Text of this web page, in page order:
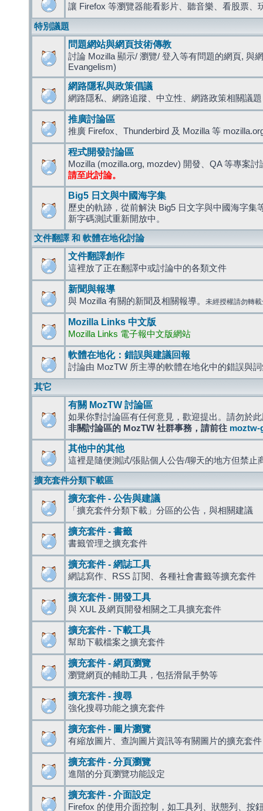
讓 Firefox 等瀏覽器能看影片、聽音樂、看股票、
特別議題
問題網站與網頁技術傳教
討論 Mozilla 顯示/ 瀏覽/ 登入等有問題的網頁, 與
Evangelism)
網路隱私與政策倡議
網路隱私、網路追蹤、中立性、網路政策相關議題
推廣討論區
推廣 Firefox、Thunderbird 及 Mozilla 等
程式開發討論區
Mozilla (mozilla.org, mozdev) 開發、QA 等專案討
請至此討論。
Big5 日文與中國海字集
歷史的軌跡，從前解決 Big5 日文字與中國海字集
新字碼測試重新開放中。
文件翻譯 和 軟體在地化討論
文件翻譯創作
這裡放了正在翻譯中或討論中的各類文件
新聞與報導
與 Mozilla 有關的新聞及相關報導。 未經授權請勿轉
Mozilla Links 中文版
Mozilla Links 電子報中文版網站
軟體在地化：錯誤與建議回報
討論由 MozTW 所主導的軟體在地化中的錯誤與
其它
有關 MozTW 討論區
如果你對討論區有任何意見，歡迎提出。請勿於
非關討論區的 MozTW 社群事務，請前往 moztw-
其他中的其他
這裡是隨便測試/張貼個人公告/聊天的地方但禁止
擴充套件分類下載區
擴充套件 - 公告與建議
「擴充套件分類下載」分區的公告，與相關建議
擴充套件 - 書籤
書籤管理之擴充套件
擴充套件 - 網誌工具
網誌寫作、RSS 訂閱、各種社會書籤等擴充套件
擴充套件 - 開發工具
與 XUL 及網頁開發相關之工具擴充套件
擴充套件 - 下載工具
幫助下載檔案之擴充套件
擴充套件 - 網頁瀏覽
瀏覽網頁的輔助工具，包括滑鼠手勢等
擴充套件 - 搜尋
強化搜尋功能之擴充套件
擴充套件 - 圖片瀏覽
有縮放圖片、查詢圖片資訊等有關圖片的擴充套件
擴充套件 - 分頁瀏覽
進階的分頁瀏覽功能設定
擴充套件 - 介面設定
Firefox 的使用介面控制，如工具列、狀態列、按